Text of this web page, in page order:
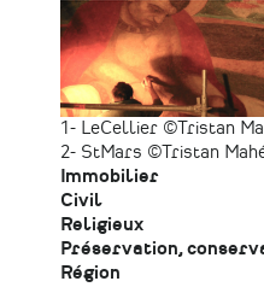
1- LeCellier ©Tristan
2- StMars ©Tristan
Immobilier
Civil
Religieux
Préservation,
Région